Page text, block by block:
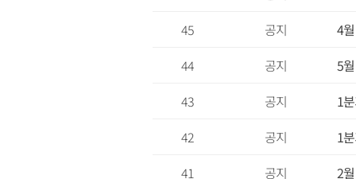
45
공지
4
44
공지
5
43
공지
1
42
공지
1
41
공지
2